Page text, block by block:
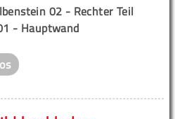
02 - Rechter Teil
- Hauptwand